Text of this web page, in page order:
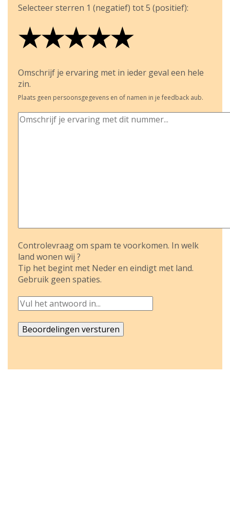
Selecteer sterren 1 (negatief) tot 5 (positief):
★
★★
★★★
★★★★
★★★★★
Omschrijf je ervaring met in ieder geval een hele
zin.
Plaats geen persoonsgegevens en of namen in je feedback aub.
Controlevraag om spam te voorkomen. In welk
land wonen wij ?
Tip het begint met Neder en eindigt met land.
Gebruik geen spaties.